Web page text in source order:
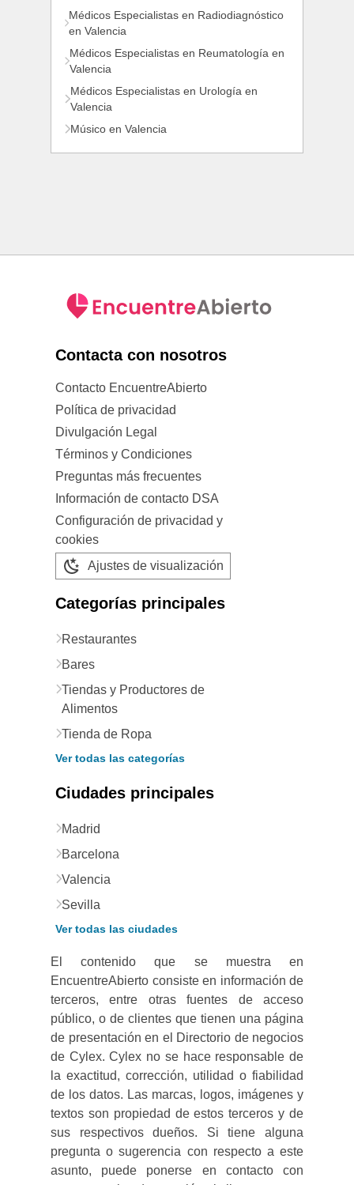
Médicos Especialistas en Radiodiagnóstico
en Valencia
Médicos Especialistas en Reumatología en
Valencia
Médicos Especialistas en Urología en
Valencia
Músico en Valencia
Contacta con nosotros
Contacto EncuentreAbierto
Política de privacidad
Divulgación Legal
Términos y Condiciones
Preguntas más frecuentes
Información de contacto DSA
Configuración de privacidad y
cookies
Ajustes de visualización
Categorías principales
Restaurantes
Bares
Tiendas y Productores de
Alimentos
Tienda de Ropa
Ver todas las categorías
Ciudades principales
Madrid
Barcelona
Valencia
Sevilla
Ver todas las ciudades
El contenido que se muestra en
EncuentreAbierto consiste en información de
terceros, entre otras fuentes de acceso
público, o de clientes que tienen una página
de presentación en el Directorio de negocios
de Cylex. Cylex no se hace responsable de
la exactitud, corrección, utilidad o fiabilidad
de los datos. Las marcas, logos, imágenes y
textos son propiedad de estos terceros y de
sus respectivos dueños. Si tiene alguna
pregunta o sugerencia con respecto a este
asunto, puede ponerse en contacto con